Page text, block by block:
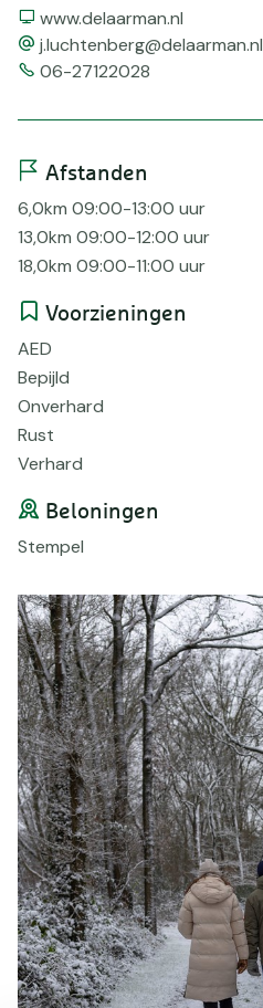
Website
www.delaarman.nl
emailj.luchtenberg@delaarman.nl
Telefoonnummer
06-27122028
Afstanden
6,0km 09:00-13:00 uur
13,0km 09:00-12:00 uur
18,0km 09:00-11:00 uur
Voorzieningen
AED
Bepijld
Onverhard
Rust
Verhard
Beloningen
Stempel